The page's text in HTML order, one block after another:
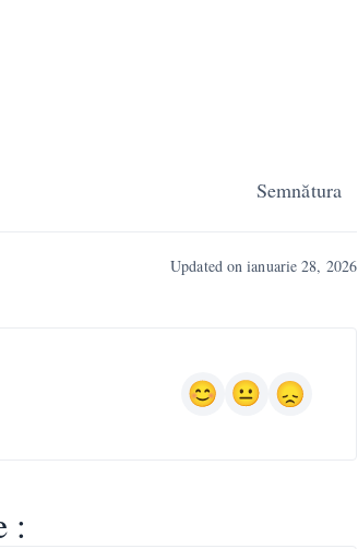
Updated on ianuarie 28, 2026
: